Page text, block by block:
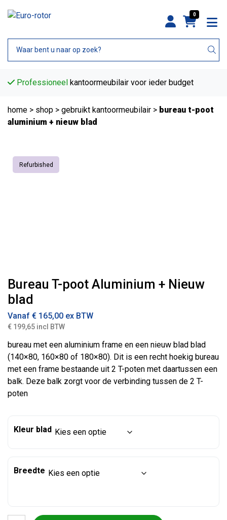
0
Professioneel kantoormeubilair voor ieder budget
home > shop > gebruikt kantoormeubilair > bureau t-poot
aluminium + nieuw blad
Refurbished
Bureau T-poot Aluminium + Nieuw
blad
Vanaf € 165,00 ex BTW
€ 199,65 incl BTW
bureau met een aluminium frame en een nieuw blad blad
(140×80, 160×80 of 180×80). Dit is een recht hoekig bureau
met een frame bestaande uit 2 T-poten met daartussen een
balk. Deze balk zorgt voor de verbinding tussen de 2 T-
poten
Kleur blad
Breedte